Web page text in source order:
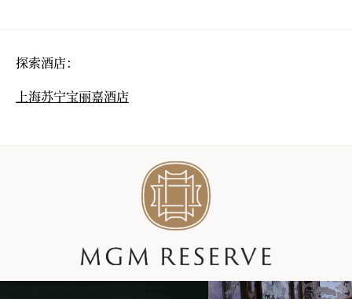
探索酒店：
上海苏宁宝丽嘉酒店